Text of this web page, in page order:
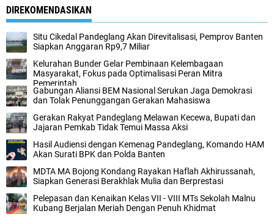
DIREKOMENDASIKAN
Situ Cikedal Pandeglang Akan Direvitalisasi, Pemprov Banten
Siapkan Anggaran Rp9,7 Miliar
Kelurahan Bunder Gelar Pembinaan Kelembagaan
Masyarakat, Fokus pada Optimalisasi Peran Mitra
Pemerintah
Gabungan Aliansi BEM Nasional Serukan Jaga Demokrasi
dan Tolak Penunggangan Gerakan Mahasiswa
Gerakan Rakyat Pandeglang Melawan Kecewa, Bupati dan
Jajaran Pemkab Tidak Temui Massa Aksi
Hasil Audiensi dengan Kemenag Pandeglang, Komando HAM
Akan Surati BPK dan Polda Banten
MDTA MA Bojong Kondang Rayakan Haflah Akhirussanah,
Siapkan Generasi Berakhlak Mulia dan Berprestasi
Pelepasan dan Kenaikan Kelas VII - VIII MTs Sekolah Malnu
Kubang Berjalan Meriah Dengan Penuh Khidmat